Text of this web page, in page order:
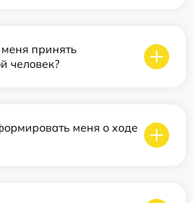
принять
человек?
меня о ходе